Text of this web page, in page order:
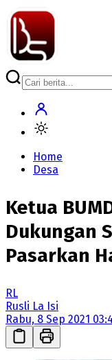
Home
Desa
Ketua
Dukungan
Pasarkan
RL
Rusli La Isi
Rabu, 8 Sep 2021